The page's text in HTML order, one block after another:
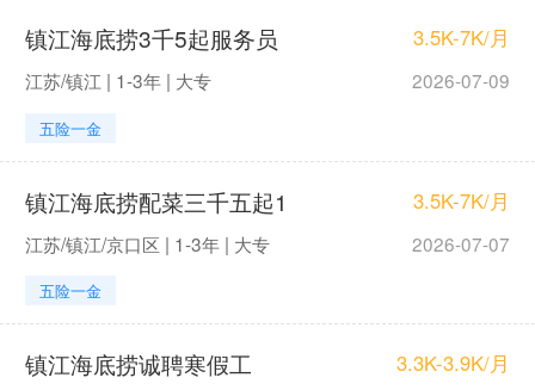
镇江海底捞3千5起服务员 3.5K-7K/月
江苏/镇江 | 1-3年 | 大专 2026-07-09
五险一金
镇江海底捞配菜三千五起1 3.5K-7K/月
江苏/镇江/京口区 | 1-3年 | 大专 2026-07-07
五险一金
镇江海底捞诚聘寒假工 3.3K-3.9K/月